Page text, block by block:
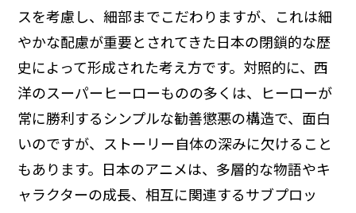
スを考慮し、細部までこだわりますが、これは細
やかな配慮が重要とされてきた日本の閉鎖的な歴
史によって形成された考え方です。対照的に、西
洋のスーパーヒーローものの多くは、ヒーローが
常に勝利するシンプルな勧善懲悪の構造で、面白
いのですが、ストーリー自体の深みに欠けること
もあります。日本のアニメは、多層的な物語やキ
ャラクターの成長、相互に関連するサブプロッ